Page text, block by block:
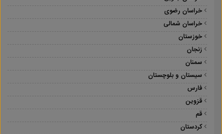
خراسان رضوی
خراسان شمالی
خوزستان
زنجان
سمنان
سیستان و بلوچستان
فارس
قزوین
قم
کردستان